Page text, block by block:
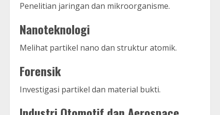
Penelitian jaringan dan mikroorganisme.
Nanoteknologi
Melihat partikel nano dan struktur atomik.
Forensik
Investigasi partikel dan material bukti.